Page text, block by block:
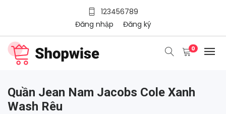
123456789
Đăng nhập
Đăng ký
0
Quần Jean Nam Jacobs Cole Xanh
Wash Rêu